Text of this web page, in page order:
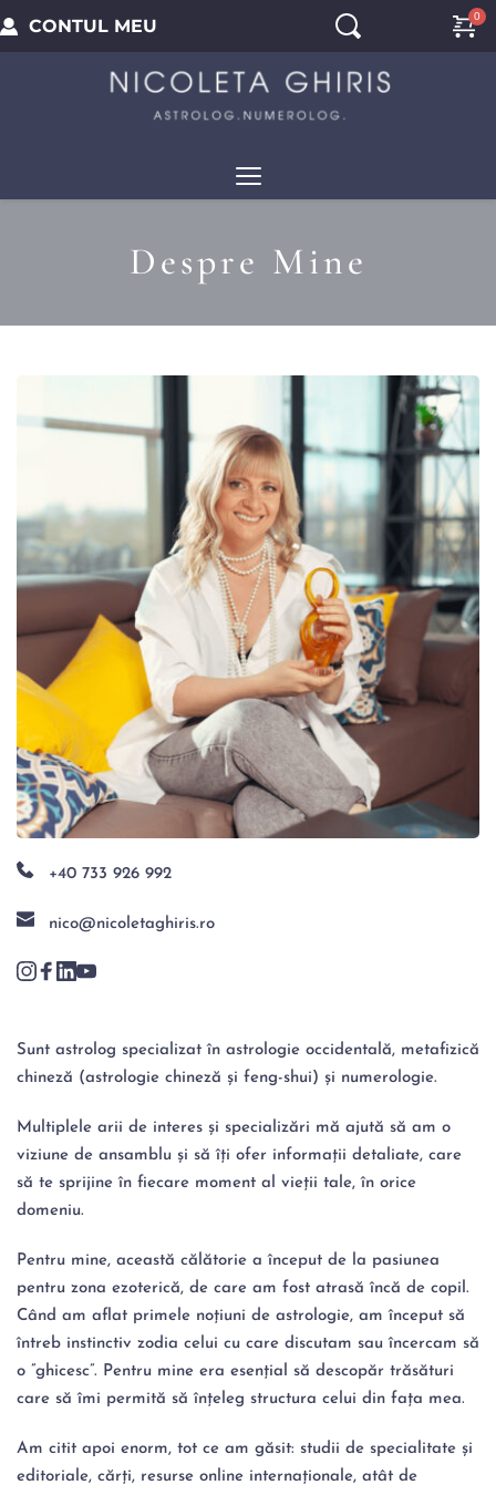
CONTUL MEU
Despre Mine
+40 733 926 992
nico@nicoletaghiris.ro
Sunt astrolog specializat în astrologie occidentală, metafizică
chineză (astrologie chineză și feng-shui) și numerologie.
Multiplele arii de interes și specializări mă ajută să am o
viziune de ansamblu și să îți ofer informații detaliate, care
să te sprijine în fiecare moment al vieții tale, în orice
domeniu.
Pentru mine, această călătorie a început de la pasiunea
pentru zona ezoterică, de care am fost atrasă încă de copil.
Când am aflat primele noțiuni de astrologie, am început să
întreb instinctiv zodia celui cu care discutam sau încercam să
o ”ghicesc”. Pentru mine era esențial să descopăr trăsături
care să îmi permită să înțeleg structura celui din fața mea.
Am citit apoi enorm, tot ce am găsit: studii de specialitate și
editoriale, cărți, resurse online internaționale, atât de